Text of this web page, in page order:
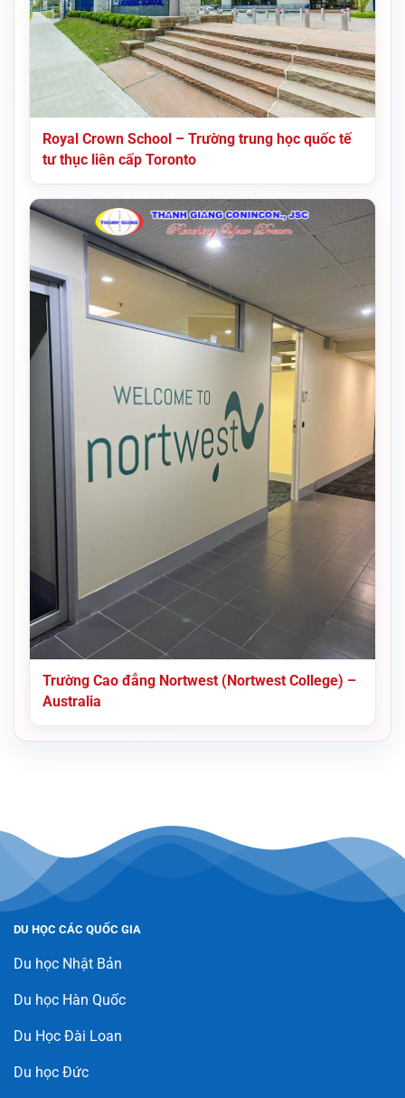
Royal Crown School – Trường trung học quốc tế
tư thục liên cấp Toronto
Trường Cao đẳng Nortwest (Nortwest College) –
Australia
DU HỌC CÁC QUỐC GIA
Du học Nhật Bản
Du học Hàn Quốc
Du Học Đài Loan
Du học Đức